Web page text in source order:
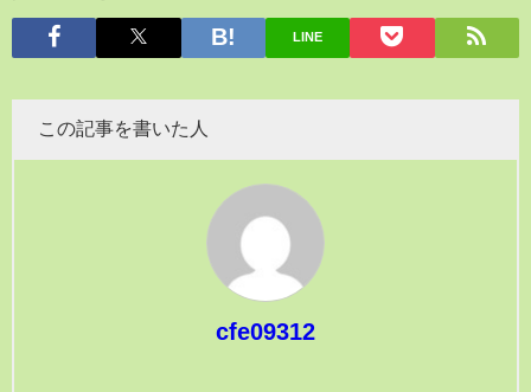
LINE
この記事を書いた人
cfe09312